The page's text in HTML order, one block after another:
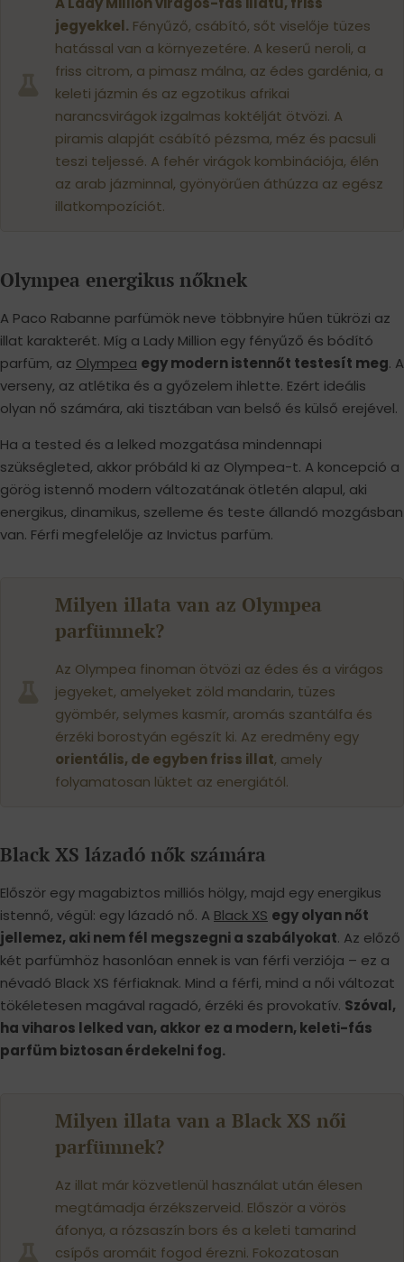
jegyekkel. Fényűző, csábító, sőt viselője tüzes
hatással van a környezetére. A keserű neroli, a
friss citrom, a pimasz málna, az édes gardénia, a
keleti jázmin és az egzotikus afrikai
narancsvirágok izgalmas koktélját ötvözi. A
piramis alapját csábító pézsma, méz és pacsuli
teszi teljessé. A fehér virágok kombinációja, élén
az arab jázminnal, gyönyörűen áthúzza az egész
illatkompozíciót.
Olympea energikus nőknek
A Paco Rabanne parfümök neve többnyire hűen tükrözi az
illat karakterét. Míg a Lady Million egy fényűző és bódító
parfüm, az Olympea egy modern istennőt testesít meg. A
verseny, az atlétika és a győzelem ihlette. Ezért ideális
olyan nő számára, aki tisztában van belső és külső erejével.
Ha a tested és a lelked mozgatása mindennapi
szükségleted, akkor próbáld ki az Olympea-t. A koncepció a
görög istennő modern változatának ötletén alapul, aki
energikus, dinamikus, szelleme és teste állandó mozgásban
van. Férfi megfelelője az Invictus parfüm.
Milyen illata van az Olympea
parfümnek?
Az Olympea finoman ötvözi az édes és a virágos
jegyeket, amelyeket zöld mandarin, tüzes
gyömbér, selymes kasmír, aromás szantálfa és
érzéki borostyán egészít ki. Az eredmény egy
orientális, de egyben friss illat, amely
folyamatosan lüktet az energiától.
Black XS lázadó nők számára
Először egy magabiztos milliós hölgy, majd egy energikus
istennő, végül: egy lázadó nő. A Black XS egy olyan nőt
jellemez, aki nem fél megszegni a szabályokat. Az előző
két parfümhöz hasonlóan ennek is van férfi verziója – ez a
névadó Black XS férfiaknak. Mind a férfi, mind a női változat
tökéletesen magával ragadó, érzéki és provokatív. Szóval,
ha viharos lelked van, akkor ez a modern, keleti-fás
parfüm biztosan érdekelni fog.
Milyen illata van a Black XS női
parfümnek?
Az illat már közvetlenül használat után élesen
megtámadja érzékszerveid. Először a vörös
áfonya, a rózsaszín bors és a keleti tamarind
csípős aromáit fogod érezni. Fokozatosan